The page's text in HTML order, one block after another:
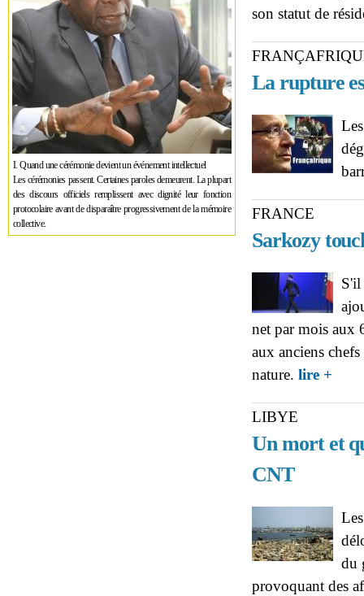
I. Quand une cérémonie devient un événement intellectuel
Les cérémonies passent. Certaines paroles demeurent. La plupart
des discours officiels remplissent avec dignité leur fonction
protocolaire avant de disparaître progressivement de la mémoire
collective.
son statut de
La rupture
FRANCE
Sarkozy
S'il
net par mois aux
aux anciens
nature. lire +
LIBYE
Un mort et
CNT
du
provoquant des